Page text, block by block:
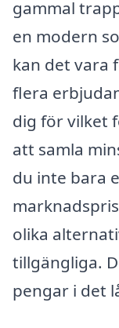
gammal
en modern
kan det vara
flera
dig för vilket
att samla
du inte bara
olika
tillgängliga.
pengar i det